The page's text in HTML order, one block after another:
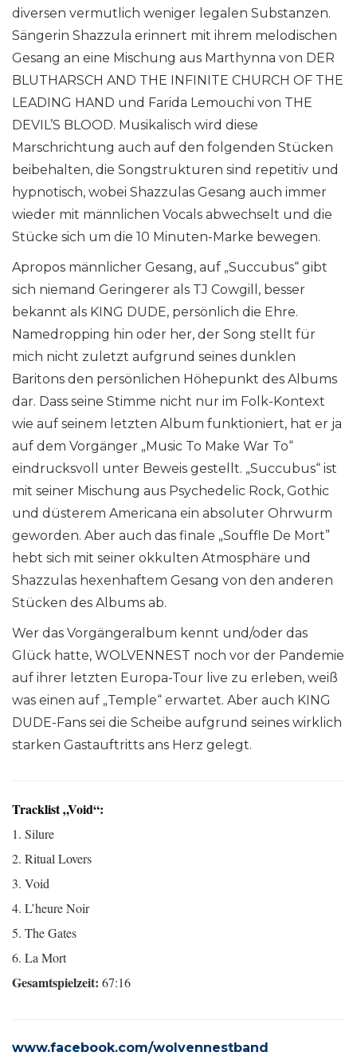
diversen vermutlich weniger legalen Substanzen.
Sängerin Shazzula erinnert mit ihrem melodischen
Gesang an eine Mischung aus Marthynna von DER
BLUTHARSCH AND THE INFINITE CHURCH OF THE
LEADING HAND und Farida Lemouchi von THE
DEVIL’S BLOOD. Musikalisch wird diese
Marschrichtung auch auf den folgenden Stücken
beibehalten, die Songstrukturen sind repetitiv und
hypnotisch, wobei Shazzulas Gesang auch immer
wieder mit männlichen Vocals abwechselt und die
Stücke sich um die 10 Minuten-Marke bewegen.
Apropos männlicher Gesang, auf „Succubus“ gibt
sich niemand Geringerer als TJ Cowgill, besser
bekannt als KING DUDE, persönlich die Ehre.
Namedropping hin oder her, der Song stellt für
mich nicht zuletzt aufgrund seines dunklen
Baritons den persönlichen Höhepunkt des Albums
dar. Dass seine Stimme nicht nur im Folk-Kontext
wie auf seinem letzten Album funktioniert, hat er ja
auf dem Vorgänger „Music To Make War To“
eindrucksvoll unter Beweis gestellt. „Succubus“ ist
mit seiner Mischung aus Psychedelic Rock, Gothic
und düsterem Americana ein absoluter Ohrwurm
geworden. Aber auch das finale „Souffle De Mort”
hebt sich mit seiner okkulten Atmosphäre und
Shazzulas hexenhaftem Gesang von den anderen
Stücken des Albums ab.
Wer das Vorgängeralbum kennt und/oder das
Glück hatte, WOLVENNEST noch vor der Pandemie
auf ihrer letzten Europa-Tour live zu erleben, weiß
was einen auf „Temple“ erwartet. Aber auch KING
DUDE-Fans sei die Scheibe aufgrund seines wirklich
starken Gastauftritts ans Herz gelegt.
Tracklist „Void“:
1. Silure
2. Ritual Lovers
3. Void
4. L’heure Noir
5. The Gates
6. La Mort
Gesamtspielzeit: 67:16
www.facebook.com/wolvennestband